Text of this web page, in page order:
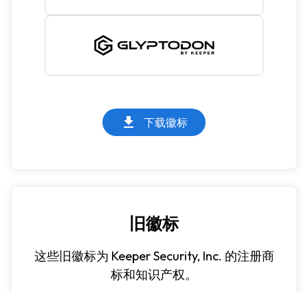
下载徽标
旧徽标
这些旧徽标为 Keeper Security, Inc. 的注册商
标和知识产权。